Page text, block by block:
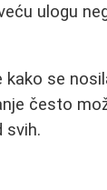
ulogu
kako se
često
svih.